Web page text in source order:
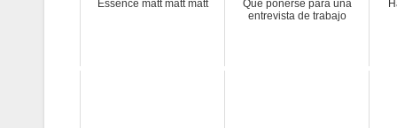
Essence matt matt matt
Que ponerse para una
entrevista de trabajo